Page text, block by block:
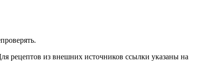
рецептов из внешних источников ссылки указаны на